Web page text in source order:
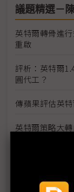
議題精選－
英特爾轉骨進
重啟
評析：英特爾
圓代工？
傳蘋果評估英
英特爾策略大
評析：英特爾